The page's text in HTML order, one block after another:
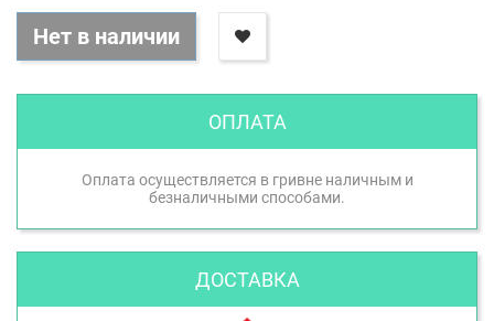
Нет в наличии
ОПЛАТА
Оплата осуществляется в гривне наличным и
безналичными способами.
ДОСТАВКА